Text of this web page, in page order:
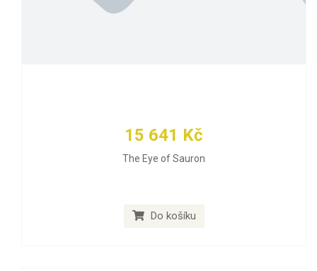
15 641 Kč
The Eye of Sauron
Do košíku